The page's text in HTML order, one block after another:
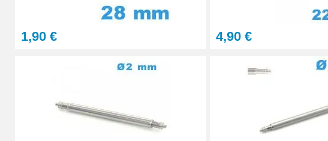
4,90 €
7,90 €
Outil pointeau de pose suisse professionnel BERGEON
28,90 €
1,90 € 4,90 €